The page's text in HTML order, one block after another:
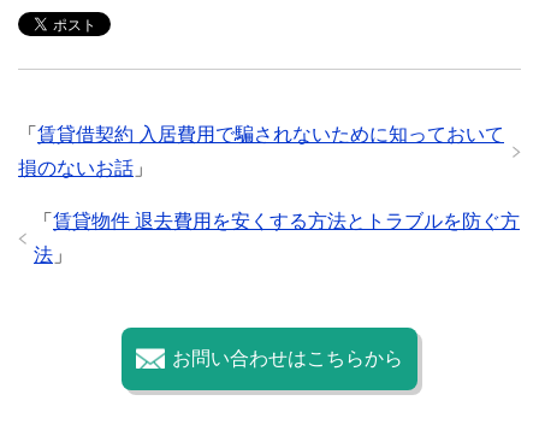
e
b
o
o
k
er
at r
「 賃貸借契約 入居費用で騙されないために知っておいて
損のないお話 」
「 賃貸物件 退去費用を安くする方法とトラブルを防ぐ方
法 」
お問い合わせはこちらから